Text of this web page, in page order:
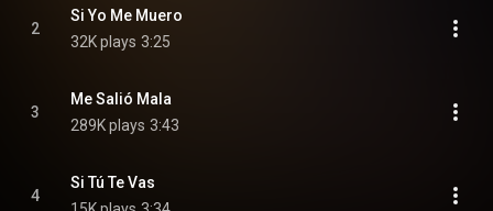
2
Si Yo Me Muero
32K plays 3:25
3
Me Salió Mala
289K plays 3:43
4
Si Tú Te Vas